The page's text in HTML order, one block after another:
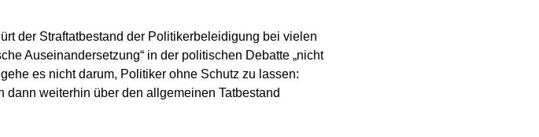
der Straftatbestand der Politikerbeleidigung bei vielen
Auseinandersetzung“ in der politischen Debatte „nicht
es nicht darum, Politiker ohne Schutz zu lassen:
weiterhin über den allgemeinen Tatbestand